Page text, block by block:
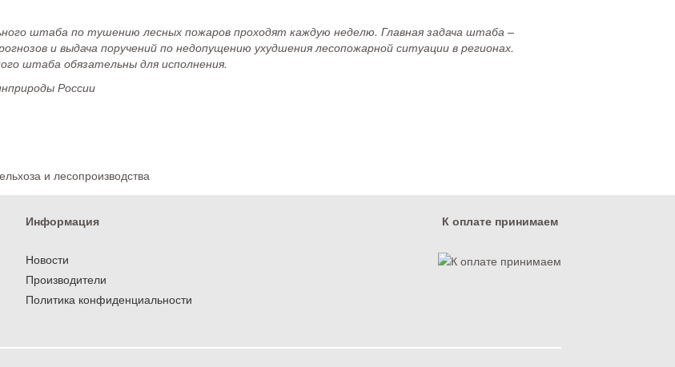
штаба по тушению лесных пожаров проходят каждую неделю. Главная задача штаба –
и выдача поручений по недопущению ухудшения лесопожарной ситуации в регионах.
штаба обязательны для исполнения.
России
и лесопроизводства
Информация
Новости
Производители
Политика конфиденциальности
К оплате принимаем